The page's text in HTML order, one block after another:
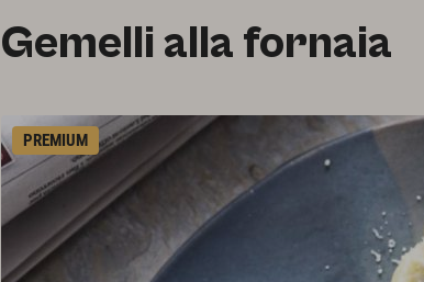
Gemelli alla fornaia
PREMIUM